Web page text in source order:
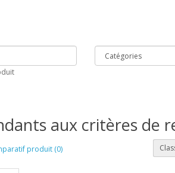
aux critères de
produit (0)